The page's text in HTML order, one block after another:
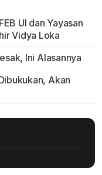
UI dan Yayasan
Vidya Loka
Ini Alasannya
Akan